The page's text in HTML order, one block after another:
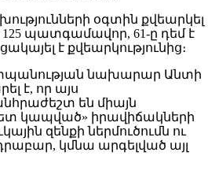
օգտին քվեարկել
պատգամավոր, 61-ը դեմ է
է քվեարկությունից։
նախարար Անտի
է, որ այս
են միայն
կապված» իրավիճակների
զենքի ներմուծումն ու
կմնա արգելված այլ